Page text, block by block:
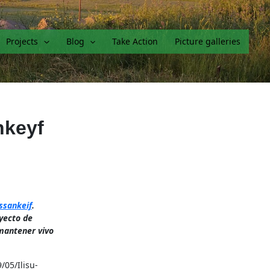
Projects Blog Take Action Picture galleries
.
de
vivo
05/Ilisu-